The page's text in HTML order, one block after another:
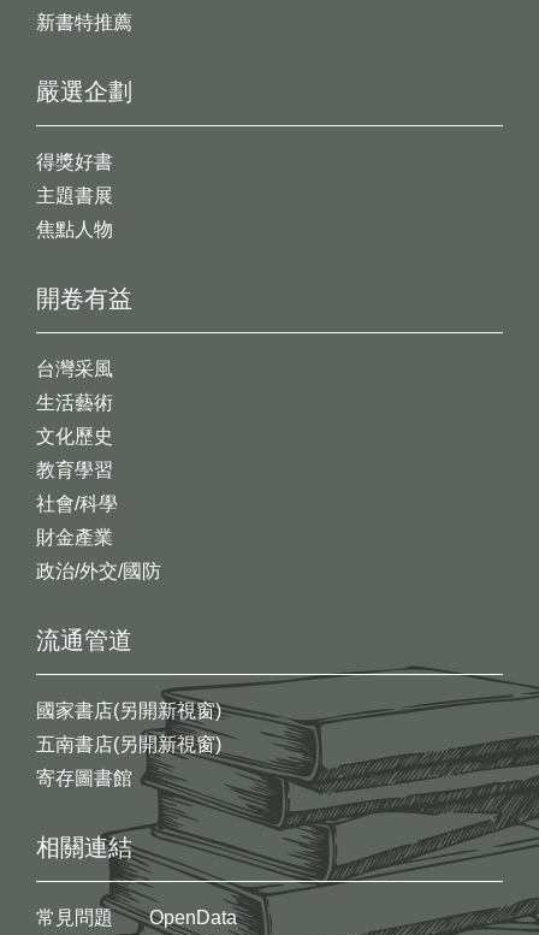
新書特推薦
開卷有益
台灣采風
生活藝術
文化歷史
教育學習
社會/科學
財金產業
政治/外交/國防
嚴選企劃
得獎好書
主題書展
焦點人物
流通管道
國家書店(另開新視窗)
五南書店(另開新視窗)
寄存圖書館
相關連結
常見問題
OpenData